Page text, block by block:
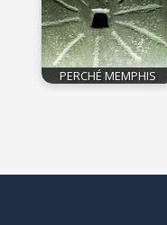
PERCHÉ MEMPHIS